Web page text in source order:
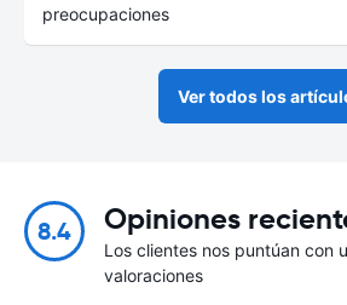
preocupaciones
Ver todos los
8.4 Opiniones
Los clientes nos puntúan con
valoraciones